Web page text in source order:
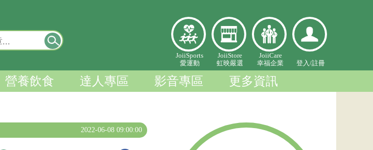
愛
運
動
虹映嚴
選
幸福企
業
人中心
JoiiSports
愛運動
JoiiStore
虹映嚴選
JoiiCare
幸福企業
登入/註冊
營養飲食 達人專區 影音專區 更多資訊
2022-06-08 09:00:00